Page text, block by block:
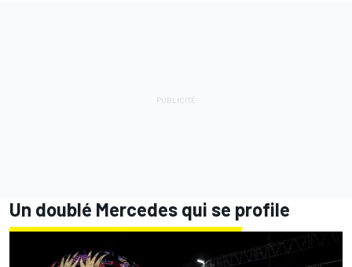
Un doublé Mercedes qui se profile